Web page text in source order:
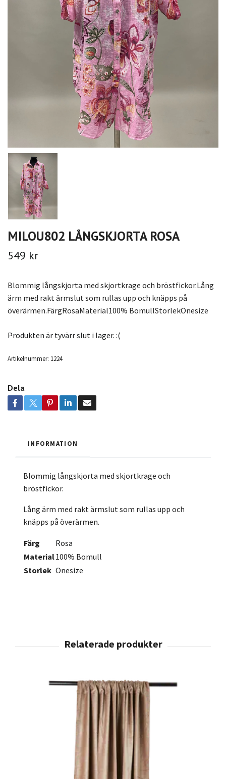
MILOU802 LÅNGSKJORTA ROSA
549 kr
Blommig långskjorta med skjortkrage och bröstfickor.Lång
ärm med rakt ärmslut som rullas upp och knäpps på
överärmen.FärgRosaMaterial100% BomullStorlekOnesize
Produkten är tyvärr slut i lager. :(
Artikelnummer: 1224
Dela
INFORMATION
Blommig långskjorta med skjortkrage och
bröstfickor.
Lång ärm med rakt ärmslut som rullas upp och
knäpps på överärmen.
Färg
Rosa
Material100% Bomull
Storlek Onesize